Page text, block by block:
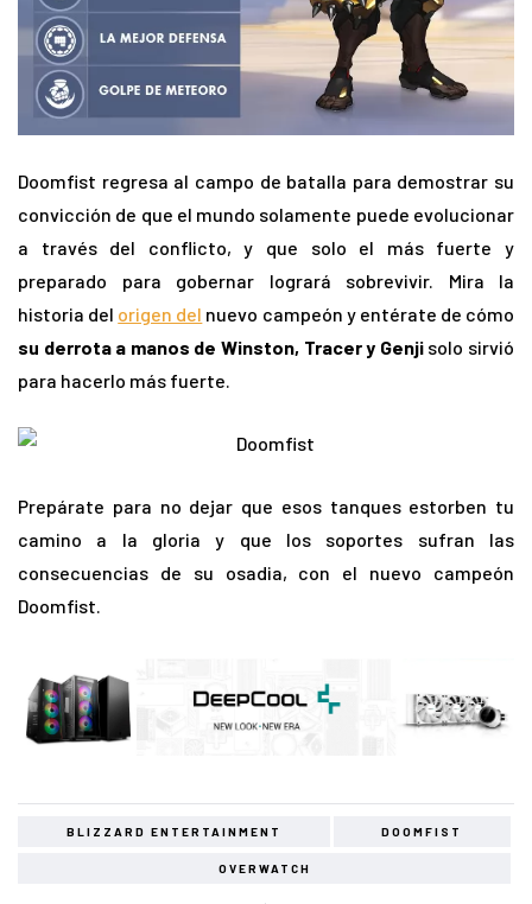
Doomfist regresa al campo de batalla para demostrar su
convicción de que el mundo solamente puede evolucionar
a través del conflicto, y que solo el más fuerte y
preparado para gobernar logrará sobrevivir. Mira la
historia del origen del nuevo campeón y entérate de cómo
su derrota a manos de Winston, Tracer y Genjisolo sirvió
para hacerlo más fuerte.
Prepárate para no dejar que esos tanques estorben tu
camino a la gloria y que los soportes sufran las
consecuencias de su osadia, con el nuevo campeón
Doomfist.
BLIZZARD ENTERTAINMENT DOOMFIST
OVERWATCH